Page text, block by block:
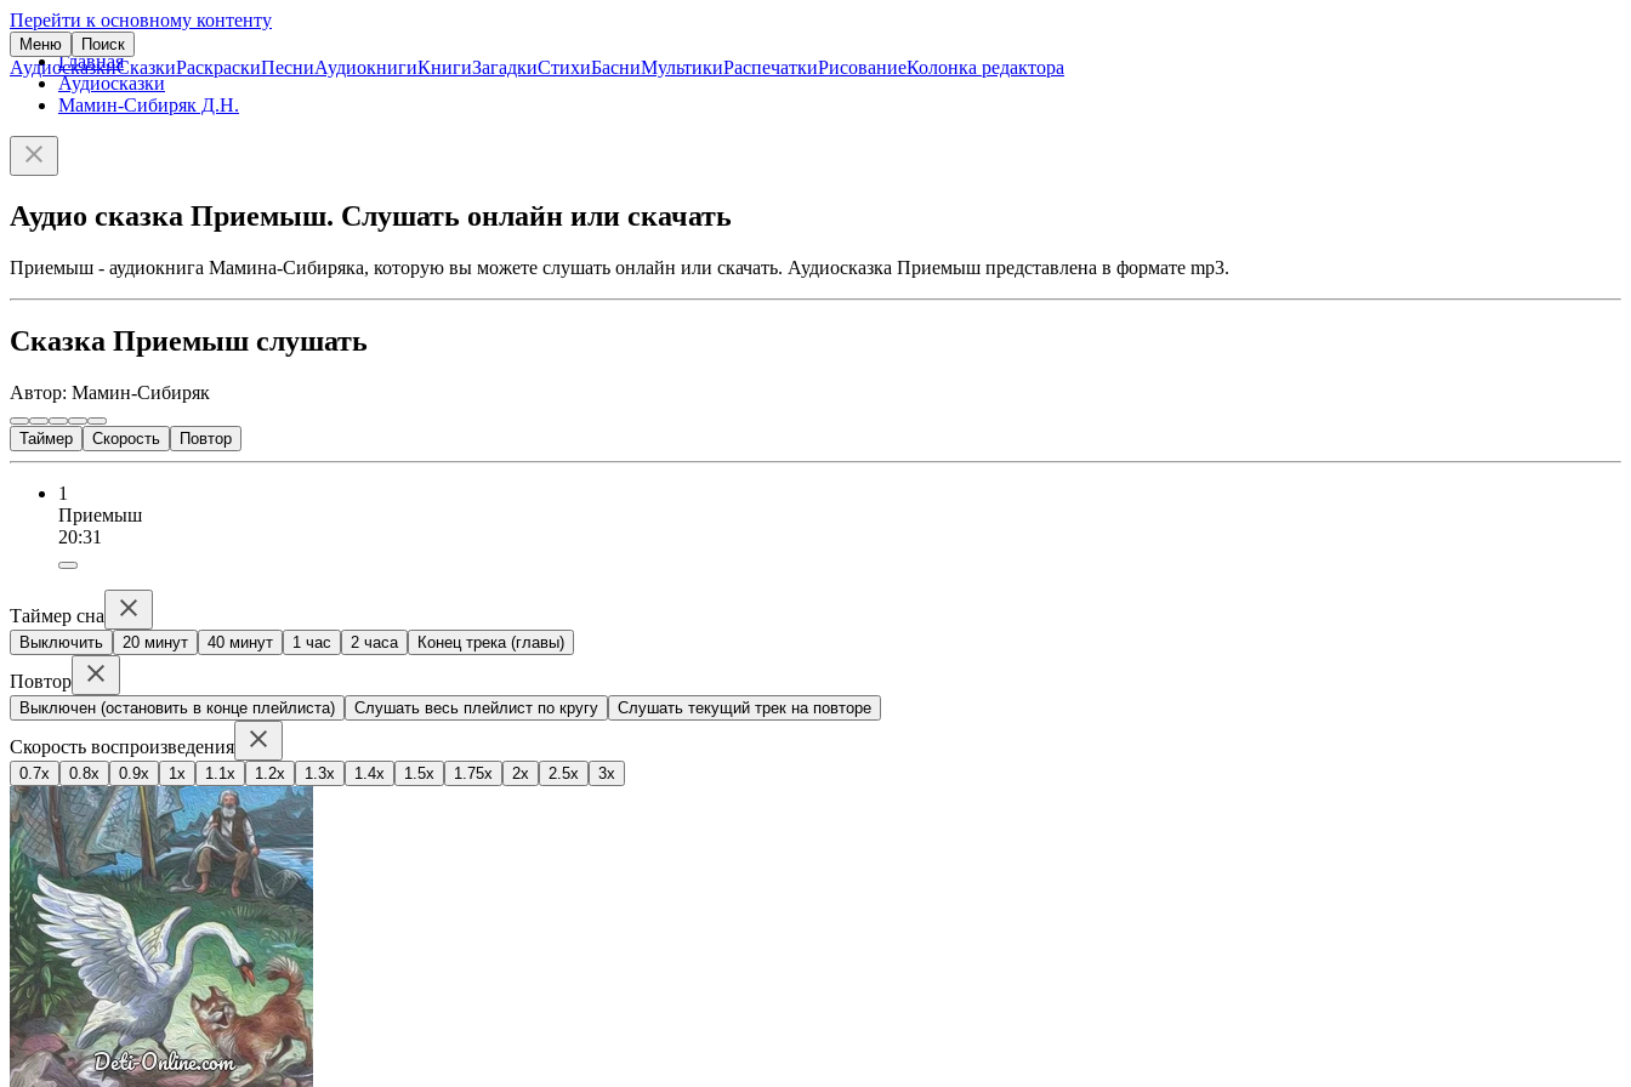
Перейти к основному контенту
Меню Поиск
АудиосказкиСказкиРаскраскиПесниАудиокнигиКнигиЗагадкиСтихиБасниМультикиРаспечаткиРисованиеКолонка редактора
Главная
Аудиосказки
Мамин-Сибиряк Д.Н.
Аудио сказка Приемыш. Слушать онлайн или скачать
Приемыш - аудиокнига Мамина-Сибиряка, которую вы можете слушать онлайн или скачать. Аудиосказка Приемыш представлена в формате mp3.
Сказка Приемыш слушать
Автор: Мамин-Сибиряк
Таймер Скорость Повтор
1
Приемыш
20:31
Таймер сна
Выключить 20 минут 40 минут 1 час 2 часа Конец трека (главы)
Повтор
Выключен (остановить в конце плейлиста) Слушать весь плейлист по кругу Слушать текущий трек на повторе
Скорость воспроизведения
0.7x 0.8x 0.9x 1x 1.1x 1.2x 1.3x 1.4x 1.5x 1.75x 2x 2.5x 3x